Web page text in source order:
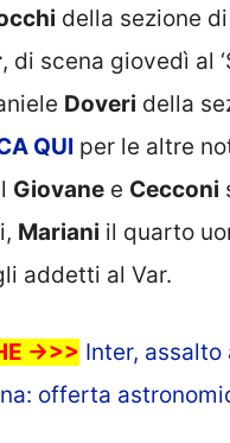
della sezione
, di scena giovedì al
Doveri della
QUI per le altre
Giovane e Cecconi
Mariani il quarto
addetti al Var.
->>> Inter, assalto
offerta